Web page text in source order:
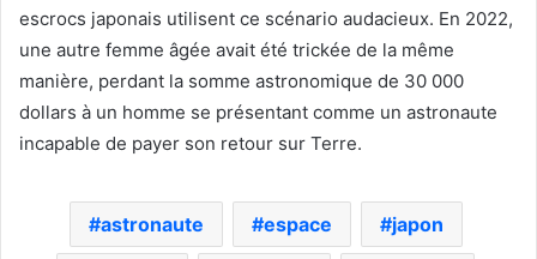
escrocs japonais utilisent ce scénario audacieux. En 2022,
une autre femme âgée avait été trickée de la même
manière, perdant la somme astronomique de 30 000
dollars à un homme se présentant comme un astronaute
incapable de payer son retour sur Terre.
astronaute espace japon